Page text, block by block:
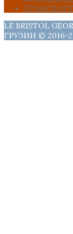
ТРАНСПОРТ
LE BRISTOL
ГРУЗИИ © 2016-